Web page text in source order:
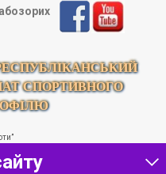
СПОРТИВНОГО